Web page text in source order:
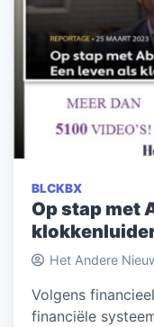
BLCKBX
Op stap met
Het Andere
Volgens
financiële